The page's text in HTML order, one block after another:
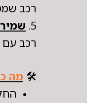
רכב
5.
רכב עם
🛠️ מה